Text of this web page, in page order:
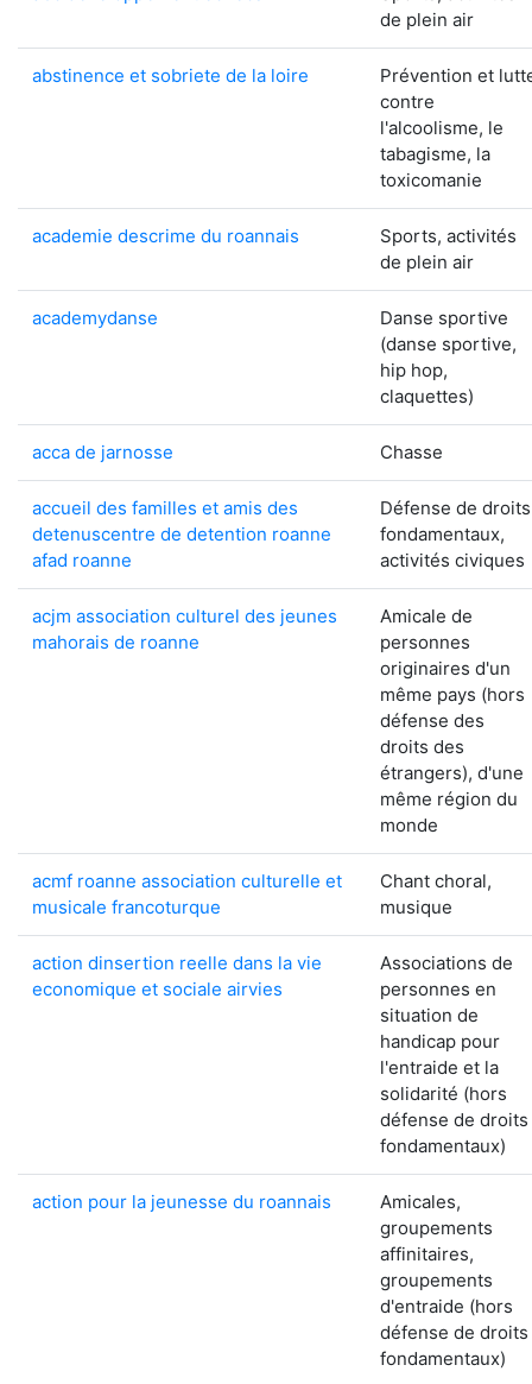
de plein air
abstinence et sobriete de la loire
Prévention et
contre
l'alcoolisme, le
tabagisme, la
toxicomanie
academie descrime du roannais
Sports, activités
de plein air
academydanse
Danse sportive
(danse sportive,
hip hop,
claquettes)
acca de jarnosse Chasse
accueil des familles et amis des
detenuscentre de detention roanne
afad roanne
Défense de droits
fondamentaux,
activités civiques
acjm association culturel des jeunes
mahorais de roanne
Amicale de
personnes
originaires d'un
même pays (hors
défense des
droits des
étrangers), d'une
même région du
monde
acmf roanne association culturelle et
musicale francoturque
Chant choral,
musique
action dinsertion reelle dans la vie
economique et sociale airvies
Associations de
personnes en
situation de
handicap pour
l'entraide et la
solidarité (hors
défense de droits
fondamentaux)
action pour la jeunesse du roannais
Amicales,
groupements
affinitaires,
groupements
d'entraide (hors
défense de droits
fondamentaux)